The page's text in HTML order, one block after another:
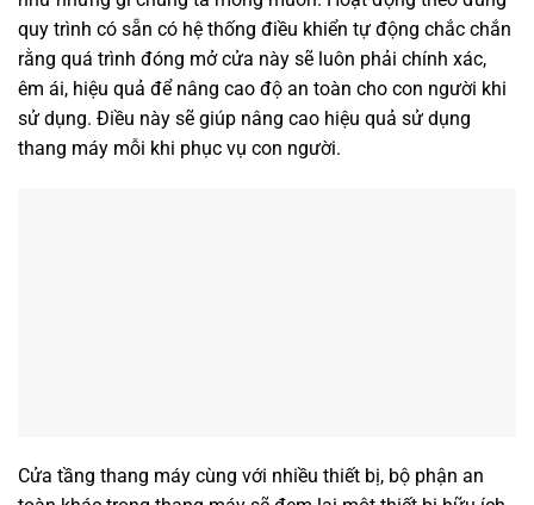
quy trình có sẵn có hệ thống điều khiển tự động chắc chắn
rằng quá trình đóng mở cửa này sẽ luôn phải chính xác,
êm ái, hiệu quả để nâng cao độ an toàn cho con người khi
sử dụng. Điều này sẽ giúp nâng cao hiệu quả sử dụng
thang máy mỗi khi phục vụ con người.
Cửa tầng thang máy cùng với nhiều thiết bị, bộ phận an